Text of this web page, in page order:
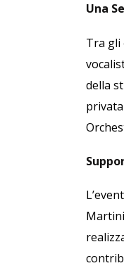
Una
Tra gli
della